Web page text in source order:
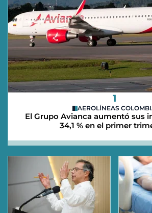
1
AEROLÍNEAS
El Grupo Avianca aumentó sus
34,1 % en el primer